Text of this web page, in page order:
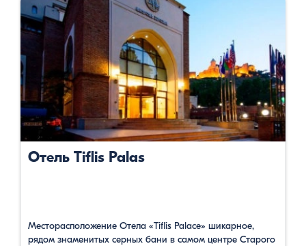
саду, где есть открытый бассейн, …
Отель Tiflis Palas
Месторасположение Отела «Tiflis Palace» шикарное,
рядом знаменитых серных бани в самом центре Старого